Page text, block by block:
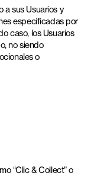
sus Usuarios y
especificadas por
caso, los Usuarios
no siendo
o
“Clic & Collect” o